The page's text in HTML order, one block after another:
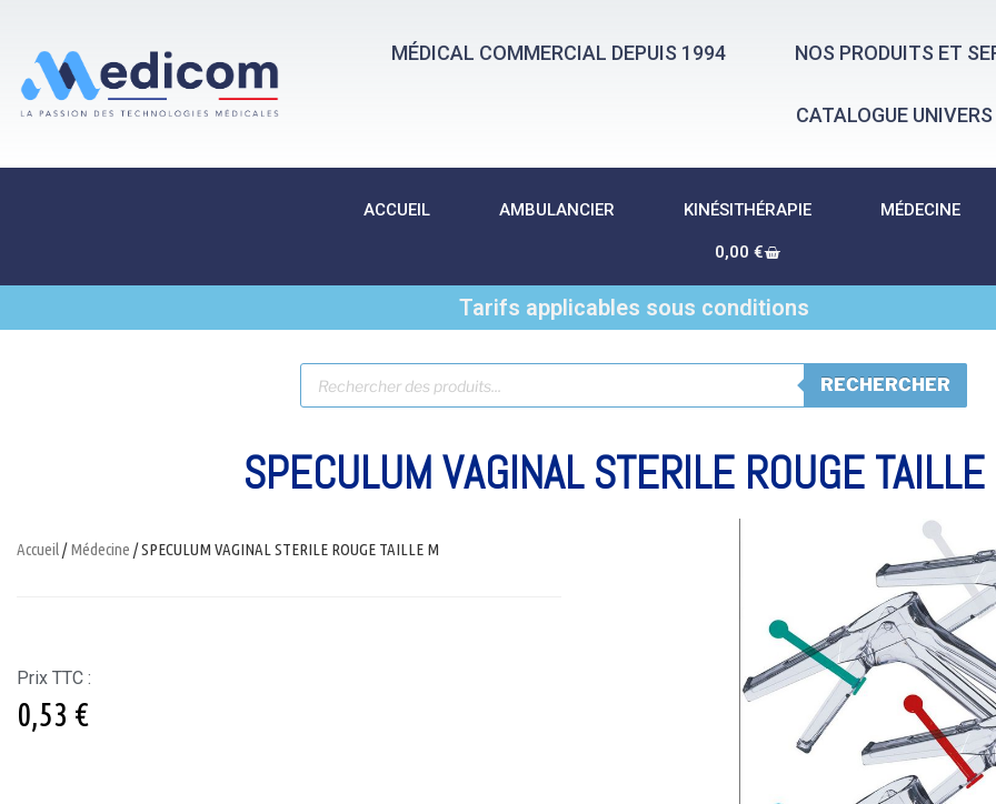
MÉDICAL COMMERCIAL DEPUIS 1994 NOS PRODUITS ET
CATALOGUE UNIVERS
ACCUEIL AMBULANCIER KINÉSITHÉRAPIE MÉDECINE
0,00 €
Tarifs applicables sous conditions
RECHERCHER
SPECULUM VAGINAL STERILE ROUGE
Accueil/Médecine / SPECULUM VAGINAL STERILE ROUGE TAILLE M
Prix TTC :
0,53 €